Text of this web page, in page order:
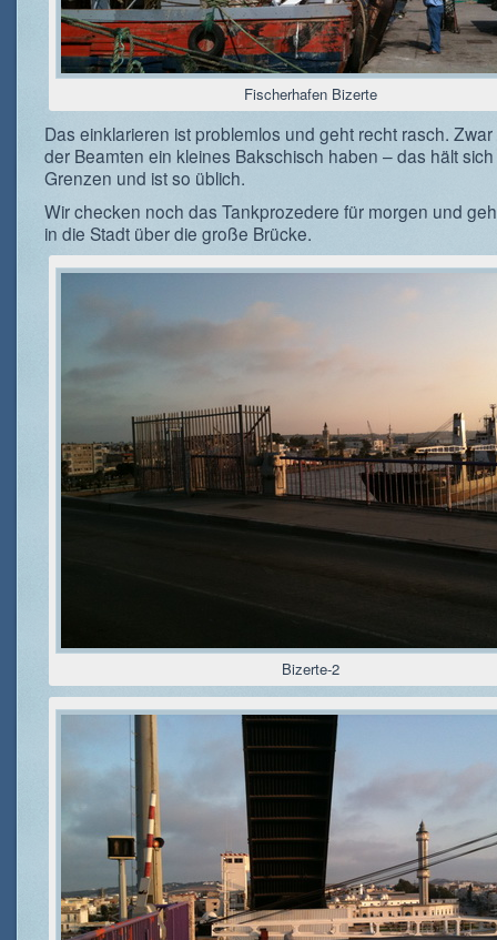
Fischerhafen Bizerte
Das einklarieren ist problemlos und geht recht rasch. Zwar
der Beamten ein kleines Bakschisch haben – das hält
Grenzen und ist so üblich.
Wir checken noch das Tankprozedere für morgen und
in die Stadt über die große Brücke.
Bizerte-2